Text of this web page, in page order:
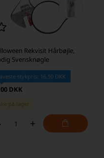
Rekvisit Hårbøjle,
Svensknøgle
stykpris: 16,50 DKK
DKK
på lager
+